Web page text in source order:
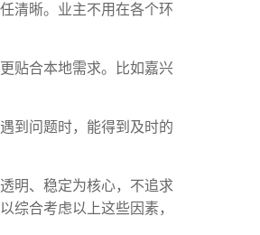
清晰。业主不用在各个环
贴合本地需求。比如嘉兴
到问题时，能得到及时的
明、稳定为核心，不追求
综合考虑以上这些因素，